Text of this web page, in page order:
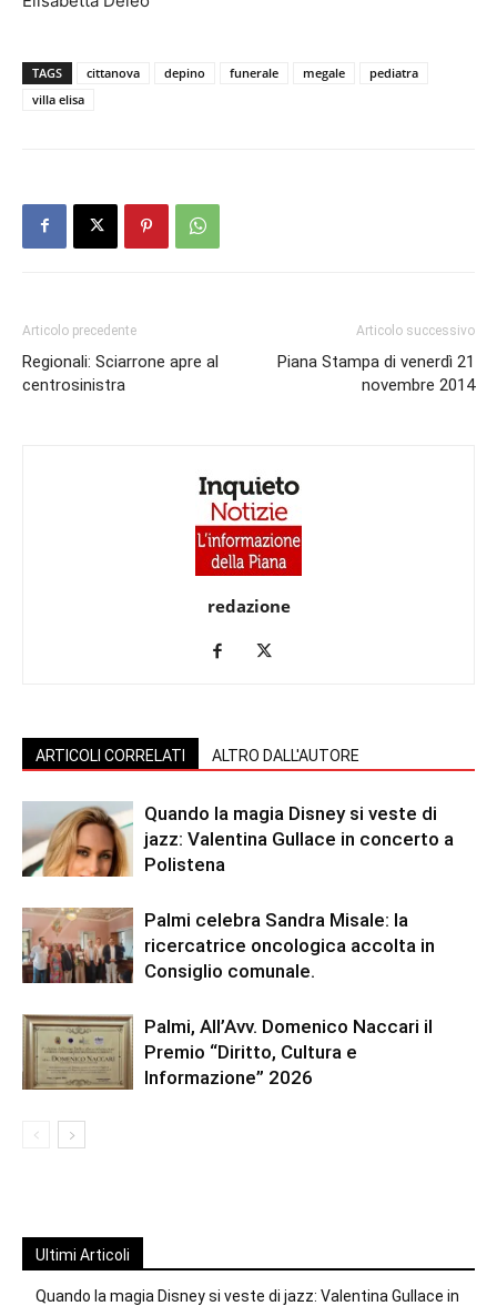
TAGS cittanova depino funerale megale
pediatra
villa elisa
Articolo precedente
Regionali: Sciarrone apre al
centrosinistra
Articolo successivo
Piana Stampa di venerdì 21
novembre 2014
redazione
ARTICOLI CORRELATI ALTRO DALL'AUTORE
Quando la magia Disney si veste di
jazz: Valentina Gullace in concerto a
Polistena
Palmi celebra Sandra Misale: la
ricercatrice oncologica accolta in
Consiglio comunale.
Palmi, All’Avv. Domenico Naccari il
Premio “Diritto, Cultura e
Informazione” 2026
Ultimi Articoli
Quando la magia Disney si veste di jazz: Valentina Gullace in